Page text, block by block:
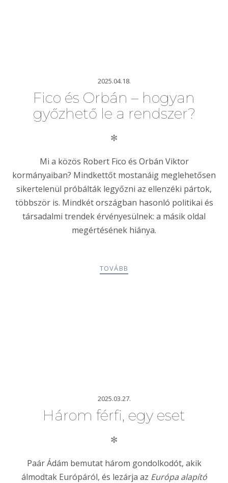
2025.04.18.
Fico és Orbán – hogyan
győzhető le a rendszer?
✻
Mi a közös Robert Fico és Orbán Viktor
kormányaiban? Mindkettőt mostanáig meglehetősen
sikertelenül próbálták legyőzni az ellenzéki pártok,
többször is. Mindkét országban hasonló politikai és
társadalmi trendek érvényesülnek: a másik oldal
megértésének hiánya.
TOVÁBB
2025.03.27.
Három férfi, egy eset
✻
Paár Ádám bemutat három gondolkodót, akik
álmodtak Európáról, és lezárja az Európa alapító